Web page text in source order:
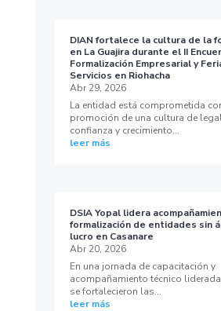
DIAN fortalece la cultura de la
en La Guajira durante el II
Formalización Empresarial y
Servicios en Riohacha
Abr 29, 2026
La entidad está comprometida
promoción de una cultura de
confianza y crecimiento...
leer más
DSIA Yopal lidera
formalización de entidades sin
lucro en Casanare
Abr 20, 2026
En una jornada de capacitación y
acompañamiento técnico
se fortalecieron las...
leer más